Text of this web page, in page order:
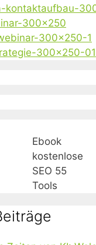
Ebook
kostenlose
SEO 55
Tools